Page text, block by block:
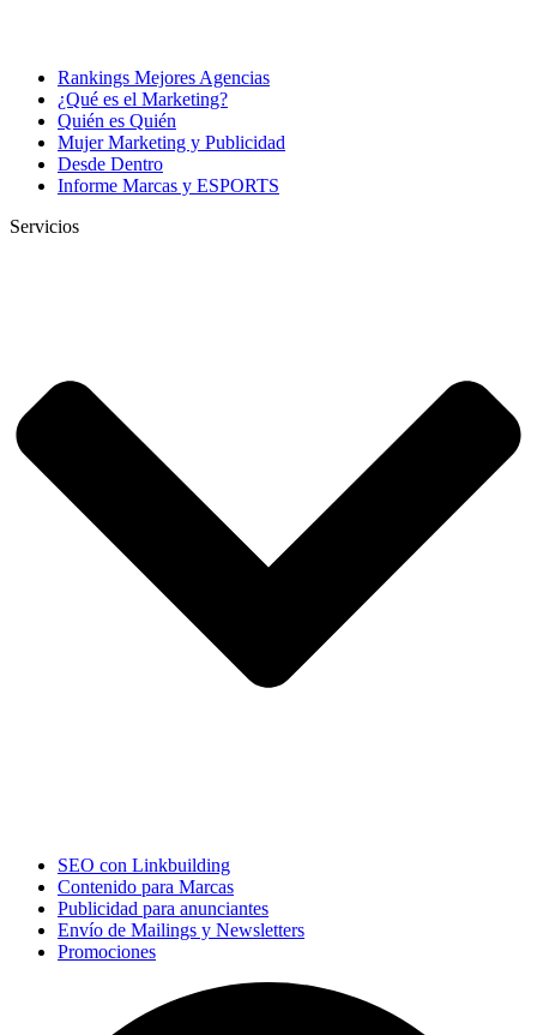
Rankings Mejores Agencias
¿Qué es el Marketing?
Quién es Quién
Mujer Marketing y Publicidad
Desde Dentro
Informe Marcas y ESPORTS
Servicios
SEO con Linkbuilding
Contenido para Marcas
Publicidad para anunciantes
Envío de Mailings y Newsletters
Promociones